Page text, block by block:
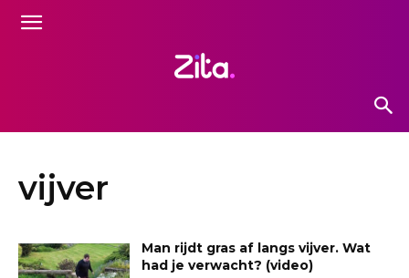
vijver
Man rijdt gras af langs vijver. Wat
had je verwacht? (video)